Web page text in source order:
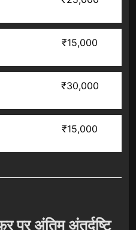
₹15,000
₹30,000
₹15,000
अंतिम अंतर्दृष्टि